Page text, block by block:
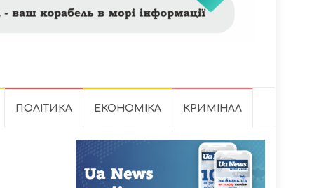
ПОЛІТИКА ЕКОНОМІКА КРИМІНАЛ